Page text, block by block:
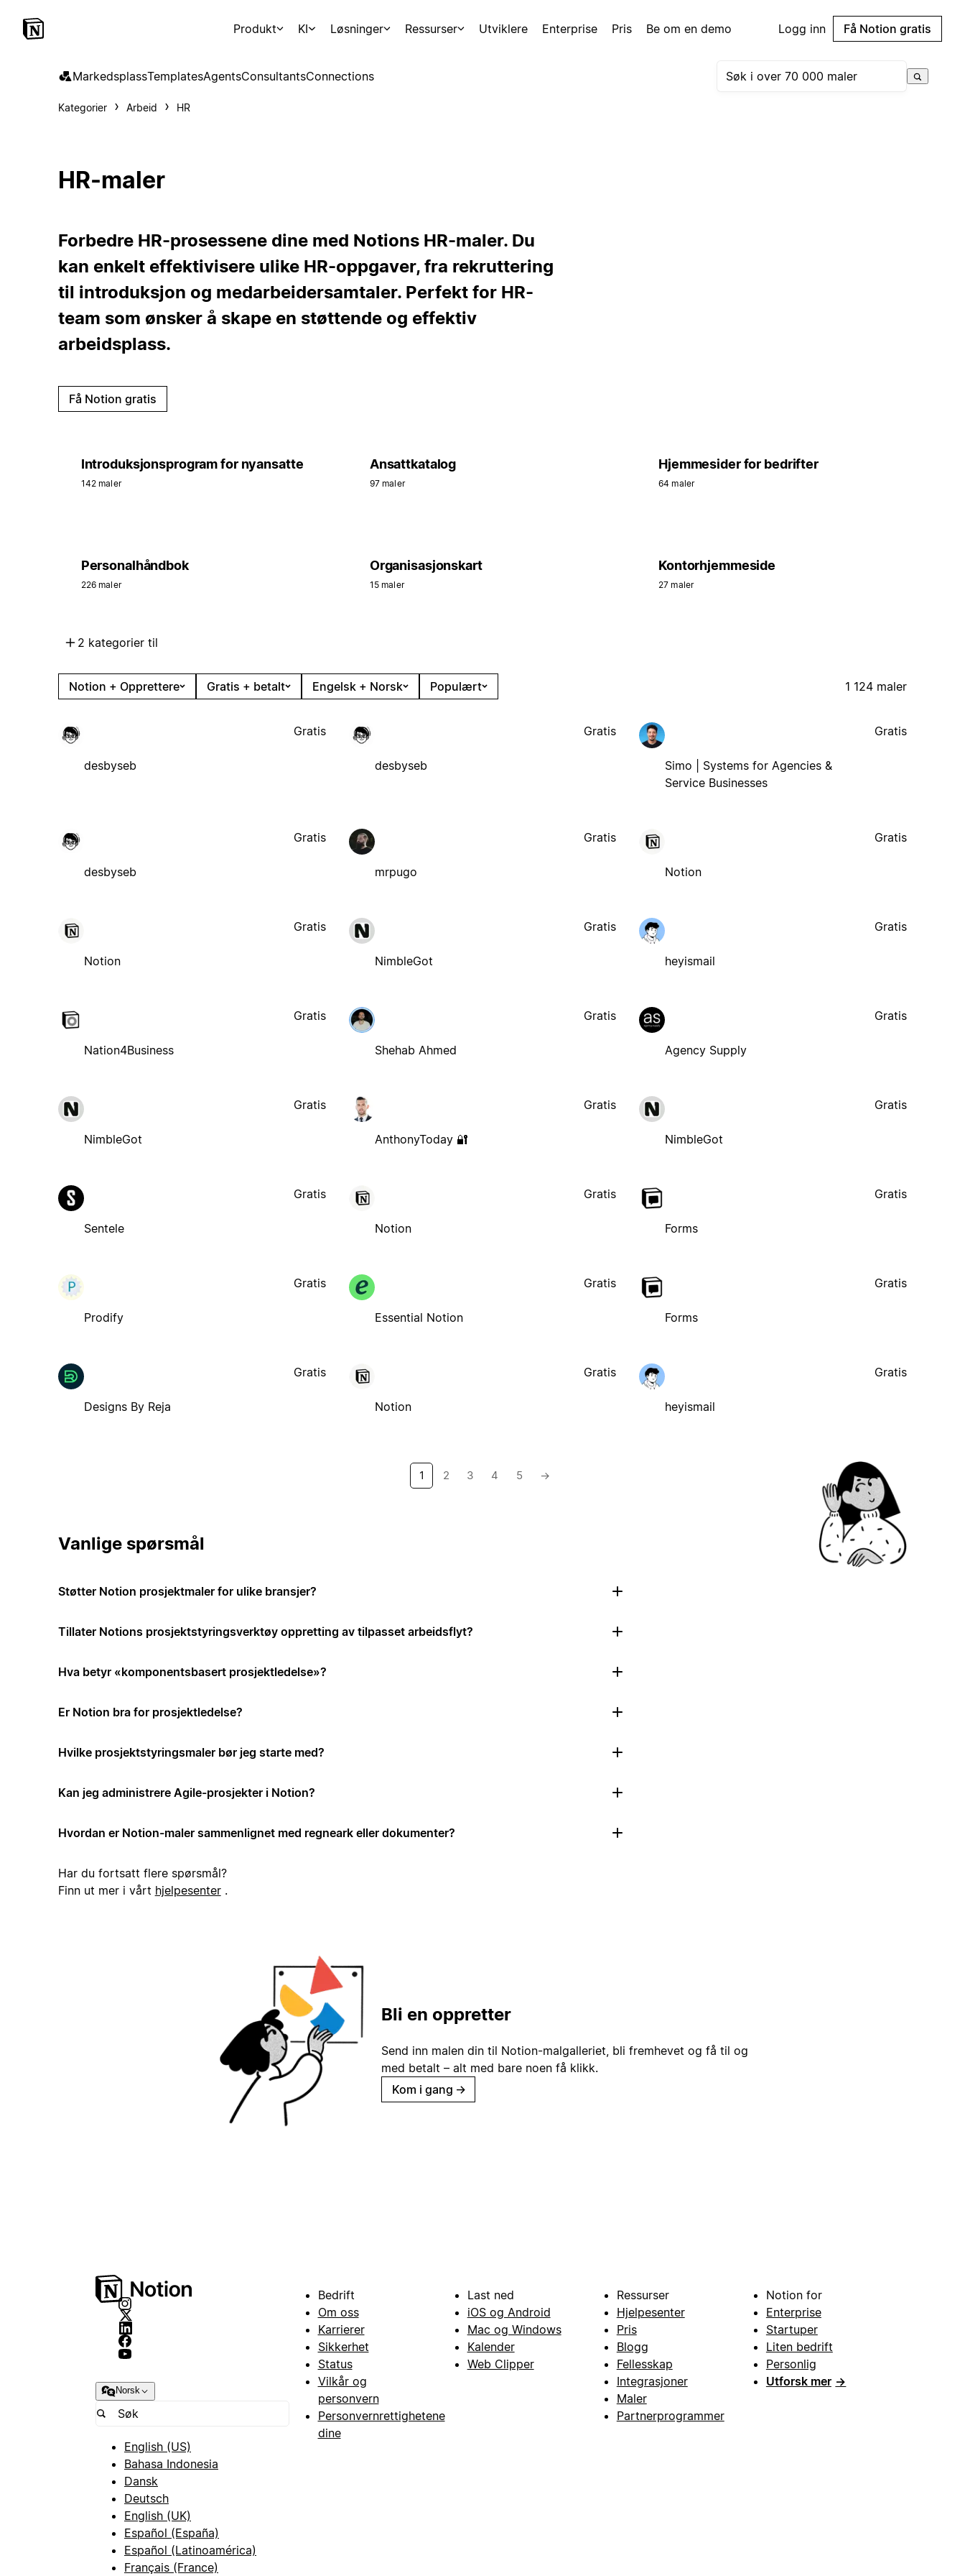
Produkt KI Løsninger Ressurser Utviklere Enterprise Pris Be om en demo Logg inn Få Notion gratis
MarkedsplassTemplatesAgentsConsultantsConnections
Kategorier Arbeid HR
HR-maler
Forbedre HR-prosessene dine med Notions HR-maler. Du
kan enkelt effektivisere ulike HR-oppgaver, fra rekruttering
til introduksjon og medarbeidersamtaler. Perfekt for HR-
team som ønsker å skape en støttende og effektiv
arbeidsplass.
Få Notion gratis
Introduksjonsprogram for nyansatte
142 maler
Ansattkatalog
97 maler
Hjemmesider for bedrifter
64 maler
Personalhåndbok
226 maler
Organisasjonskart
15 maler
Kontorhjemmeside
27 maler
2 kategorier til
Notion + Opprettere Gratis + betalt Engelsk + Norsk Populært 1 124 maler
desbyseb
Gratis
desbyseb
Gratis
Simo | Systems for Agencies &
Service Businesses
Gratis
desbyseb
Gratis
mrpugo
Gratis
Notion
Gratis
Notion
Gratis
NimbleGot
Gratis
heyismail
Gratis
Nation4Business
Gratis
Shehab Ahmed
Gratis
Agency Supply
Gratis
NimbleGot
Gratis
AnthonyToday 🔐
Gratis
NimbleGot
Gratis
Sentele
Gratis
Notion
Gratis
Forms
Gratis
Prodify
Gratis
Essential Notion
Gratis
Forms
Gratis
Designs By Reja
Gratis
Notion
Gratis
heyismail
Gratis
1 2 3 4 5 →
Vanlige spørsmål
Støtter Notion prosjektmaler for ulike bransjer?
Tillater Notions prosjektstyringsverktøy oppretting av tilpasset arbeidsflyt?
Hva betyr «komponentsbasert prosjektledelse»?
Er Notion bra for prosjektledelse?
Hvilke prosjektstyringsmaler bør jeg starte med?
Kan jeg administrere Agile-prosjekter i Notion?
Hvordan er Notion-maler sammenlignet med regneark eller dokumenter?
Har du fortsatt flere spørsmål?
Finn ut mer i vårt hjelpesenter.
Bli en oppretter
Send inn malen din til Notion-malgalleriet, bli fremhevet og få til og
med betalt – alt med bare noen få klikk.
Kom i gang →
Norsk
English (US)
Bahasa Indonesia
Dansk
Deutsch
English (UK)
Español (España)
Español (Latinoamérica)
Français (France)
Bedrift
Om oss
Karrierer
Sikkerhet
Status
Vilkår og
personvern
Personvernrettighetene
dine
Last ned
iOS og Android
Mac og Windows
Kalender
Web Clipper
Ressurser
Hjelpesenter
Pris
Blogg
Fellesskap
Integrasjoner
Maler
Partnerprogrammer
Notion for
Enterprise
Startuper
Liten bedrift
Personlig
Utforsk mer →